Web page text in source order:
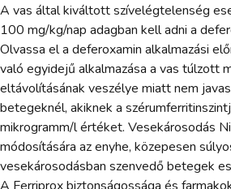
A vas által kiváltott szívelégtelenség
100 mg/kg/nap adagban kell adni a
Olvassa el a deferoxamin alkalmazási
való egyidejű alkalmazása a vas túlzott
eltávolításának veszélye miatt nem
betegeknél, akiknek a
mikrogramm/l értéket. Vesekárosodás
módosítására az enyhe, közepesen
vesekárosodásban szenvedő betegek